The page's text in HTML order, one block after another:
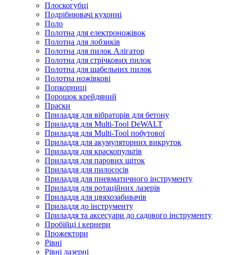
Плоскогубці
Подрібнювачі кухонні
Поло
Полотна для електроножівок
Полотна для лобзиків
Полотна для пилок Алігатор
Полотна для стрічкових пилок
Полотна для шабельних пилок
Полотна ножівкові
Попкорниці
Порошок крейдяний
Праски
Приладдя для вібраторів для бетону
Приладдя для Multi-Tool DeWALT
Приладдя для Multi-Tool побутової
Приладдя для акумуляторних викруток
Приладдя для краскопультів
Приладдя для парових щіток
Приладдя для пилососів
Приладдя для пневматичного інструменту
Приладдя для ротаційних лазерів
Приладдя для цвяхозабивачів
Приладдя до інструменту
Приладдя та аксесуари до садового інструменту
Пробійці і кернери
Прожектори
Рівні
Рівні лазерні